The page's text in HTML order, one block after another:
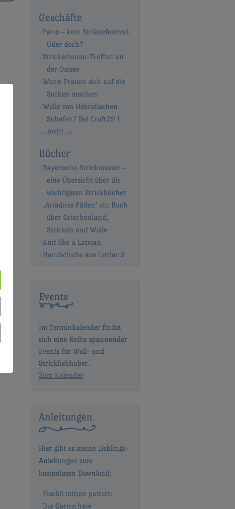
Geschäfte
Fanø – kein Strikkefestival.
Oder doch?
Strickerinnen-Treffen an
der Ostsee
Wenn Frauen sich auf die
Socken machen
Wolle von Hebridischen
Schafen? Bei Croft29 !
… mehr …
Bücher
Bayerische Strickmuster –
eine Übersicht über die
wichtigsten Strickbücher
‚Ariadnes Fäden‘ ein Buch
über Griechenland,
Stricken und Wolle
Knit like a Latvian
Handschuhe aus Lettland
Events
Im Terminkalender findet
sich eine Reihe spannender
Events für Woll- und
Strickliebhaber.
Zum Kalender
Anleitungen
Fischli mitten pattern
Die Garnschale